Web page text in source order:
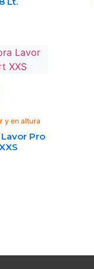
y en altura
Pro